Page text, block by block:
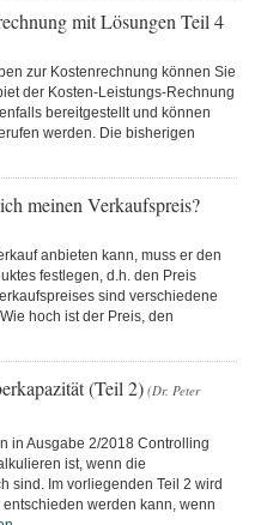
mit Lösungen Teil 4
zur Kostenrechnung können Sie
der Kosten-Leistungs-Rechnung
bereitgestellt und können
werden. Die bisherigen
meinen Verkaufspreis?
anbieten kann, muss er den
festlegen, d.h. den Preis
sind verschiedene
hoch ist der Preis, den
(Teil 2) (Dr. Peter
in Ausgabe 2/2018 Controlling
ist, wenn die
sind. Im vorliegenden Teil 2 wird
werden kann, wenn